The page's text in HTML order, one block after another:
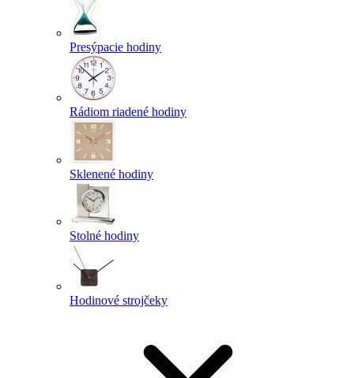
Presýpacie hodiny
Rádiom riadené hodiny
Sklenené hodiny
Stolné hodiny
Hodinové strojčeky